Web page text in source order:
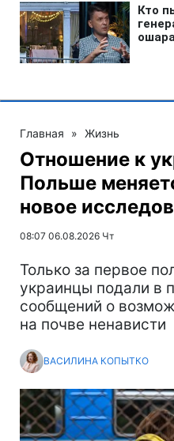
Главная » Жизнь
Отношение к
Польше
новое
08:07 06.08.2026 Чт
Только за первое
украинцы подали в
сообщений о
на почве ненависти
ВАСИЛИНА КОПЫТКО